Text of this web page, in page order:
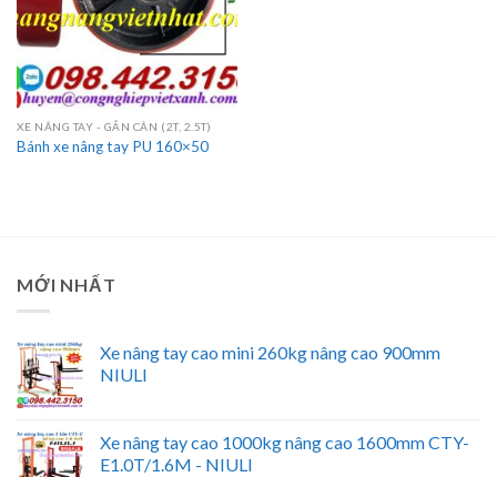
XE NÂNG TAY - GẮN CÂN (2T, 2.5T)
Bánh xe nâng tay PU 160×50
MỚI NHẤT
Xe nâng tay cao mini 260kg nâng cao 900mm
NIULI
Xe nâng tay cao 1000kg nâng cao 1600mm CTY-
E1.0T/1.6M - NIULI